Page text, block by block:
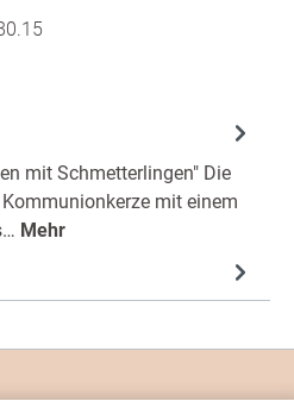
mit Schmetterlingen" Die
mit einem
Mehr